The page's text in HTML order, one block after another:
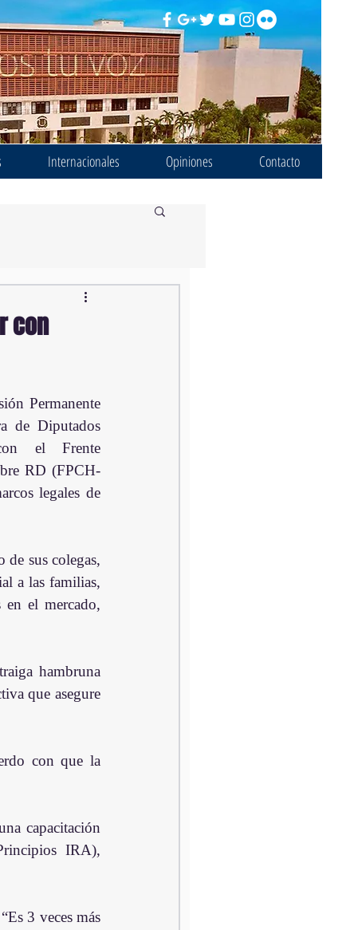
Internacionales Opiniones Contacto
con
Permanente
de Diputados
el Frente
RD (FPCH-
legales de
sus colegas,
a las familias,
en el mercado,
hambruna
que asegure
con que la
capacitación
IRA),
3 veces más